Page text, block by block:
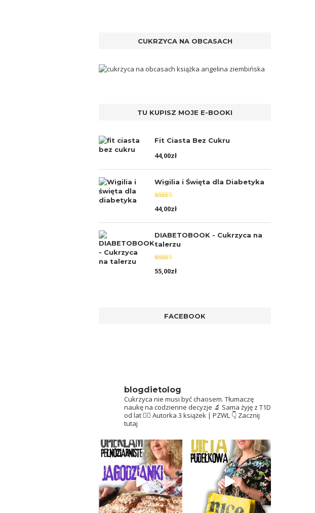
CUKRZYCA NA OBCASACH
TU KUPISZ MOJE E-BOOKI
Fit Ciasta Bez Cukru
44,00zł
Wigilia i Święta dla Diabetyka
Oceniono
5.00na 5
44,00zł
DIABETOBOOK - Cukrzyca na
talerzu
Oceniono
5.00na 5
55,00zł
FACEBOOK
blogdietolog
Cukrzyca nie musi być chaosem. Tłumaczę
naukę na codzienne decyzje 🔬 Sama żyję z T1D
od lat 👩‍⚕️ Autorka 3 książek | PZWL 👇 Zacznij
tutaj